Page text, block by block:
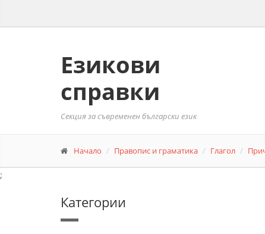
Езикови
справки
Секция за съвременен български език
Начало Правопис и граматика Глагол
;
Категории